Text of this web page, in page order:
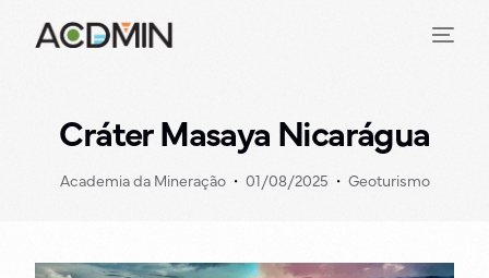
Cráter Masaya Nicarágua
Academia da Mineração 01/08/2025 Geoturismo